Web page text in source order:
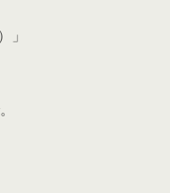
」